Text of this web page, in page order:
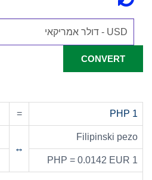
1 PHP
=
Filipinski pezo
↔
1 PHP = 0.0142 EUR